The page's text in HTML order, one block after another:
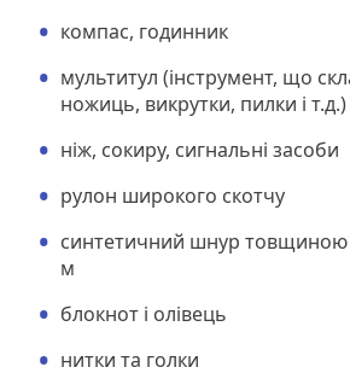
компас, годинник
мультитул (інструмент, що
ножиць, викрутки, пилки і т.д.)
ніж, сокиру, сигнальні засоби
рулон широкого скотчу
синтетичний шнур товщиною
м
блокнот і олівець
нитки та голки